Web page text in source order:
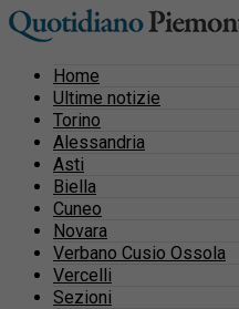
Home
Ultime notizie
Torino
Alessandria
Asti
Biella
Cuneo
Novara
Verbano Cusio Ossola
Vercelli
Sezioni